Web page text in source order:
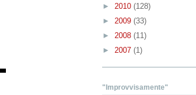
► 2010 (128)
► 2009 (33)
► 2008 (11)
► 2007 (1)
"Improvvisamente"